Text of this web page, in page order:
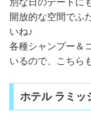
開放的な空間でふ
いね♪
各種シャンプー＆
いるので、こちら
ホテル ラミ